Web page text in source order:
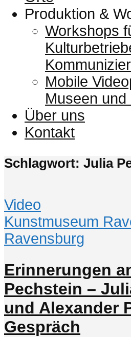
Produktion &
Workshops
Mobile
Museen und
Über uns
Kontakt
Schlagwort: Julia
Video
Kunstmuseum
Ravensburg
Erinnerungen
Pechstein –
und Alexander
Gespräch